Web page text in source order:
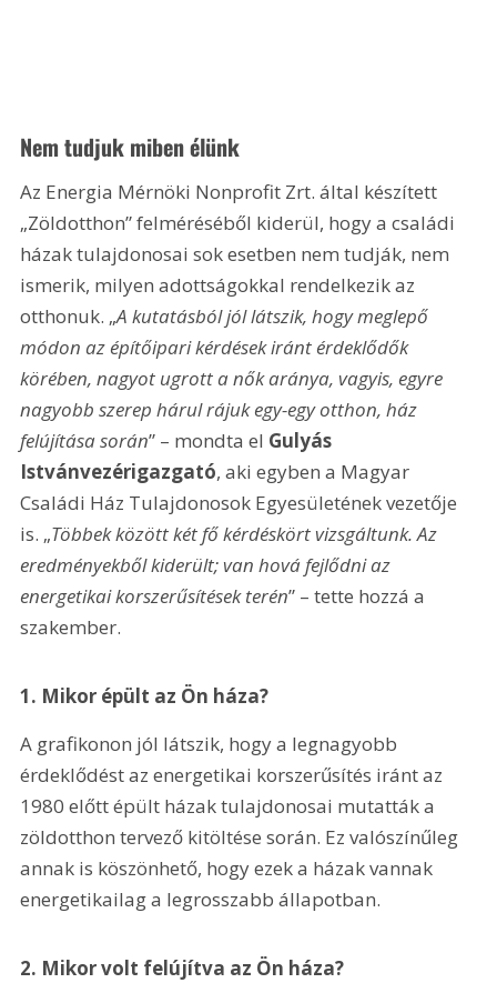
Nem tudjuk miben élünk
Az Energia Mérnöki Nonprofit Zrt. által készített
„Zöldotthon” felméréséből kiderül, hogy a családi
házak tulajdonosai sok esetben nem tudják, nem
ismerik, milyen adottságokkal rendelkezik az
otthonuk. „A kutatásból jól látszik, hogy meglepő
módon az építőipari kérdések iránt érdeklődők
körében, nagyot ugrott a nők aránya, vagyis, egyre
nagyobb szerep hárul rájuk egy-egy otthon, ház
felújítása során” – mondta el Gulyás
Istvánvezérigazgató, aki egyben a Magyar
Családi Ház Tulajdonosok Egyesületének vezetője
is. „Többek között két fő kérdéskört vizsgáltunk. Az
eredményekből kiderült; van hová fejlődni az
energetikai korszerűsítések terén” – tette hozzá a
szakember.
1. Mikor épült az Ön háza?
A grafikonon jól látszik, hogy a legnagyobb
érdeklődést az energetikai korszerűsítés iránt az
1980 előtt épült házak tulajdonosai mutatták a
zöldotthon tervező kitöltése során. Ez valószínűleg
annak is köszönhető, hogy ezek a házak vannak
energetikailag a legrosszabb állapotban.
2. Mikor volt felújítva az Ön háza?